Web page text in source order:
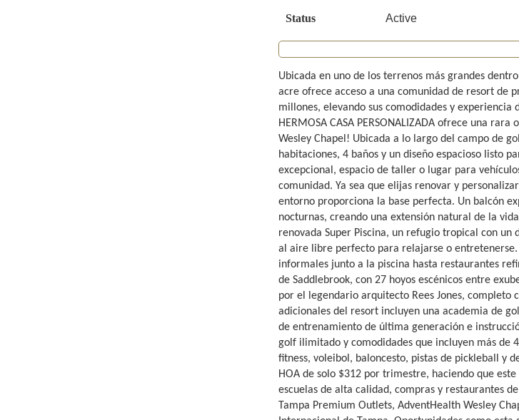
Status Active
Ubicada en uno de los terrenos más grandes
acre ofrece acceso a una comunidad de resort de
millones, elevando sus comodidades y experiencia
HERMOSA CASA PERSONALIZADA ofrece una
Wesley Chapel! Ubicada a lo largo del campo de
habitaciones, 4 baños y un diseño espacioso listo
excepcional, espacio de taller o lugar para
comunidad. Ya sea que elijas renovar y
entorno proporciona la base perfecta. Un balcón
nocturnas, creando una extensión natural de la
renovada Super Piscina, un refugio tropical con un
al aire libre perfecto para relajarse o
informales junto a la piscina hasta restaurantes
de Saddlebrook, con 27 hoyos escénicos entre
por el legendario arquitecto Rees Jones, completo
adicionales del resort incluyen una academia de
de entrenamiento de última generación e
golf ilimitado y comodidades que incluyen más de
fitness, voleibol, baloncesto, pistas de pickleball y
HOA de solo $312 por trimestre, haciendo que
escuelas de alta calidad, compras y restaurantes
Tampa Premium Outlets, AdventHealth Wesley